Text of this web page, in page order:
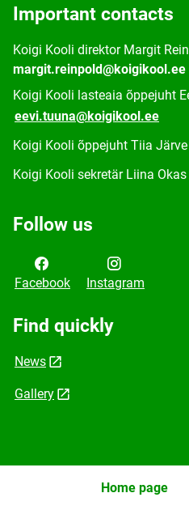
Important contacts
Koigi Kooli direktor Margit
margit.reinpold@koigikool.ee
Koigi Kooli lasteaia õppejuht
eevi.tuuna@koigikool.ee
Koigi Kooli õppejuht Tiia Järve
Koigi Kooli sekretär Liina Okas
Follow us
Facebook Instagram
Find quickly
News
Gallery
Home page